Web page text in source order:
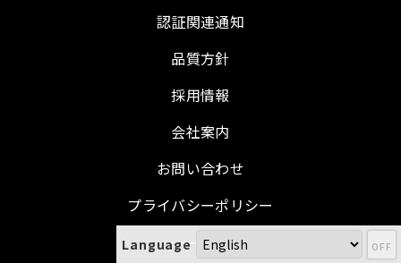
Language
認証関連通知
品質方針
採用情報
会社案内
お問い合わせ
プライバシーポリシー